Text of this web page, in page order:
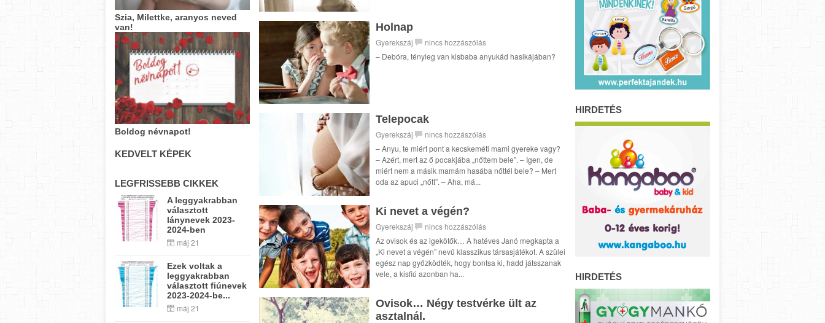
Holnap
Gyerekszáj
nincs hozzászólás
– Debóra, tényleg van kisbaba anyukád hasikájában?
Telepocak
Gyerekszáj
nincs hozzászólás
– Anyu, te miért pont a kecskeméti mami gyereke vagy?
– Azért, mert az ő pocakjába „nőttem bele”. – Igen, de
miért nem a másik mamám hasába nőttél bele? – Mert
oda az apuci „nőtt”. – Aha, má...
Ki nevet a végén?
Gyerekszáj
nincs hozzászólás
Az ovisok és az igekötők… A hatéves Janó megkapta a
„Ki nevet a végén” nevű klasszikus társasjátékot. A szülei
egész nap győzködték, hogy bontsa ki, hadd játsszanak
vele, a kisfiú azonban ha...
Ovisok… Négy testvérke ült az
asztalnál.
Szia, Milettke, aranyos neved
van!
Boldog névnapot!
KEDVELT KÉPEK
LEGFRISSEBB CIKKEK
A leggyakrabban
választott
lánynevek 2023-
2024-ben
máj 21
Ezek voltak a
leggyakrabban
választott fiúnevek
2023-2024-be...
máj 21
HIRDETÉS
HIRDETÉS